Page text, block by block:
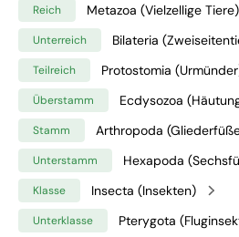
Reich Metazoa (Vielzellige Tiere)
Unterreich Bilateria
Teilreich Protostomia
Überstamm Ecdysozoa
Stamm Arthropoda
Unterstamm Hexapoda
Klasse Insecta (Insekten)
Unterklasse Pterygota